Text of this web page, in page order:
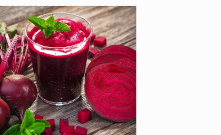
გაზრდის მიზნით,
სამედიცინო